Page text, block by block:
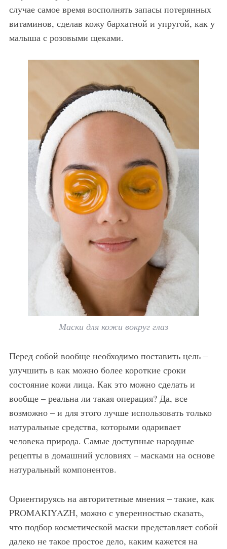
случае самое время восполнять запасы потерянных
витаминов, сделав кожу бархатной и упругой, как у
малыша с розовыми щеками.
Маски для кожи вокруг глаз
Перед собой вообще необходимо поставить цель –
улучшить в как можно более короткие сроки
состояние кожи лица. Как это можно сделать и
вообще – реальна ли такая операция? Да, все
возможно – и для этого лучше использовать только
натуральные средства, которыми одаривает
человека природа. Самые доступные народные
рецепты в домашний условиях – масками на основе
натуральный компонентов.
Ориентируясь на авторитетные мнения – такие, как
PROMAKIYAZH, можно с уверенностью сказать,
что подбор косметической маски представляет собой
далеко не такое простое дело, каким кажется на